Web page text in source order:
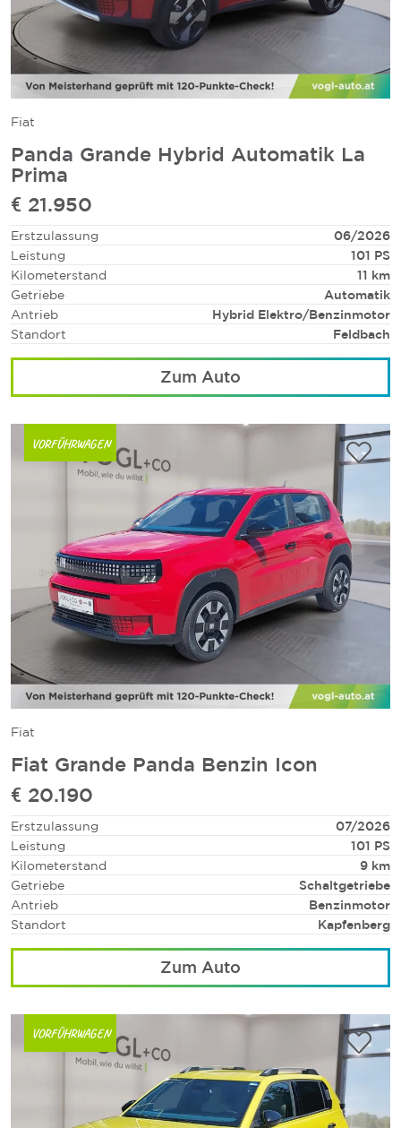
Fiat
Panda Grande Hybrid Automatik La
Prima
€ 21.950
Erstzulassung
06/2026
Leistung
101 PS
Kilometerstand
11 km
Getriebe
Automatik
Antrieb
Hybrid Elektro/Benzinmotor
Standort
Feldbach
Zum Auto
VORFÜHRWAGEN
Fiat
Fiat Grande Panda Benzin Icon
€ 20.190
Erstzulassung
07/2026
Leistung
101 PS
Kilometerstand
9 km
Getriebe
Schaltgetriebe
Antrieb
Benzinmotor
Standort
Kapfenberg
Zum Auto
VORFÜHRWAGEN